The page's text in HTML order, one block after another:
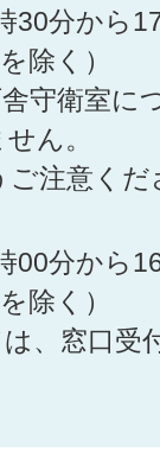
30分から
除く）
守衛室に
ん。
注意くだ
00分から
除く）
、窓口受